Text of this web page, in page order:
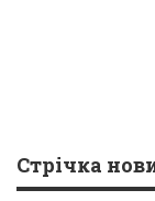
Стрічка